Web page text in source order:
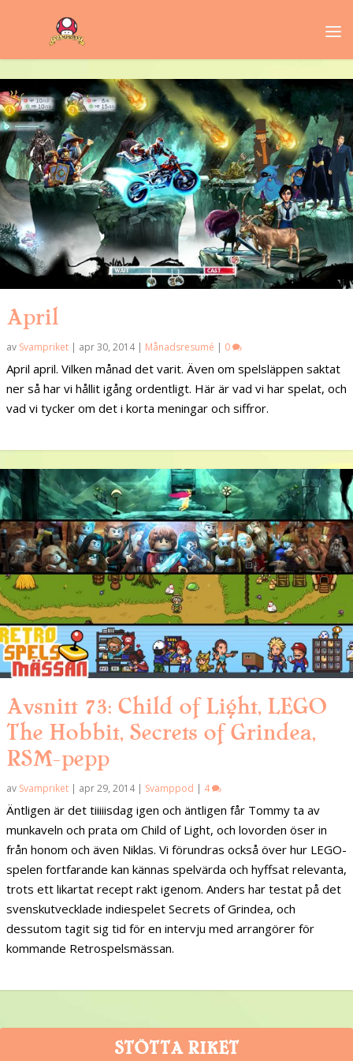
April
av Svampriket | apr 30, 2014| Månadsresumé | 0
April april. Vilken månad det varit. Även om spelsläppen saktat
ner så har vi hållit igång ordentligt. Här är vad vi har spelat, och
vad vi tycker om det i korta meningar och siffror.
Avsnitt 73: Child of Light, LEGO
The Hobbit, Secrets of Grindea,
RSM-pepp
av Svampriket apr 29, 2014| Svamppod 4
Äntligen är det tiiiiisdag igen och äntligen får Tommy ta av
munkaveln och prata om Child of Light, och lovorden öser in
från honom och även Niklas. Vi förundras också över hur LEGO-
spelen fortfarande kan kännas spelvärda och hyffsat relevanta,
trots ett likartat recept rakt igenom. Anders har testat på det
svenskutvecklade indiespelet Secrets of Grindea, och
dessutom tagit sig tid för en intervju med arrangörer för
kommande Retrospelsmässan.
STÖTTA RIKET